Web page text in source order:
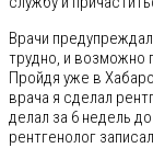
Врачи
трудно, и возможно
Пройдя уже в
врача я сделал
делал за 6 недель
рентгенолог